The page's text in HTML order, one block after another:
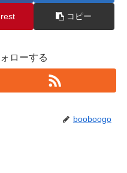
コピー
ローする
booboogo